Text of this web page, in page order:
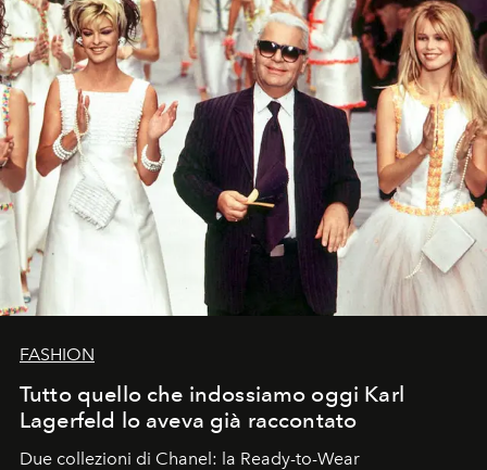
FASHION
Tutto quello che indossiamo oggi Karl
Lagerfeld lo aveva già raccontato
Due collezioni di Chanel: la Ready-to-Wear